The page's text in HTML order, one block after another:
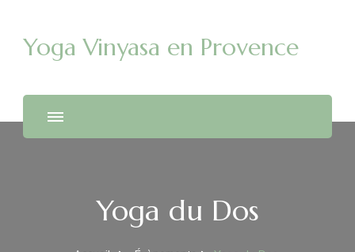
Yoga Vinyasa en Provence
Yoga du Dos